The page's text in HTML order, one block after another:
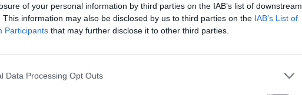
of your personal information by third parties on the IAB’s list of downstream
This information may also be disclosed by us to third parties on the IAB’s List of
Participants that may further disclose it to other third parties.
Data Processing Opt Outs
en la
intenso y